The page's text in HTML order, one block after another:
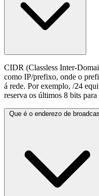
CIDR (Classless Inter-
como IP/prefixo, onde o
á rede. Por exemplo, /24
reserva os últimos 8 bits para
Que é o enderezo de